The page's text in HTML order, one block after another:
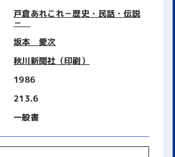
戸倉あれこれ－歴史・民話・伝説
－
坂本 愛次
秋川新聞社（印刷）
1986
213.6
一般書